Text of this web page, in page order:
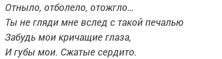
Отныло, отболело, отожгло…
Ты не гляди мне вслед с такой печалью
Забудь мои кричащие глаза,
И губы мои. Сжатые сердито.